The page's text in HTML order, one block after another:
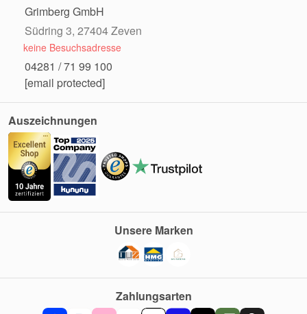
Grimberg GmbH
Südring 3, 27404 Zeven
keine Besuchsadresse
04281 / 71 99 100
[email protected]
Auszeichnungen
Zahlungsarten
Unsere Marken